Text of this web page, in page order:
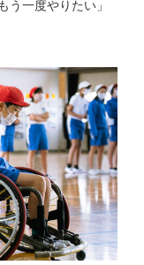
う一度やりたい」